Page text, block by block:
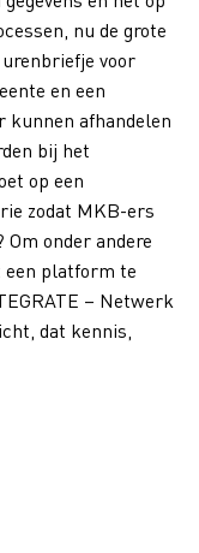
nu de grote
voor
en een
kunnen afhandelen
bij het
op een
zodat MKB-ers
onder andere
een platform te
– Netwerk
dat kennis,